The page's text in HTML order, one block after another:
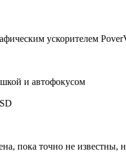
ускорителем
и автофокусом
пока точно не